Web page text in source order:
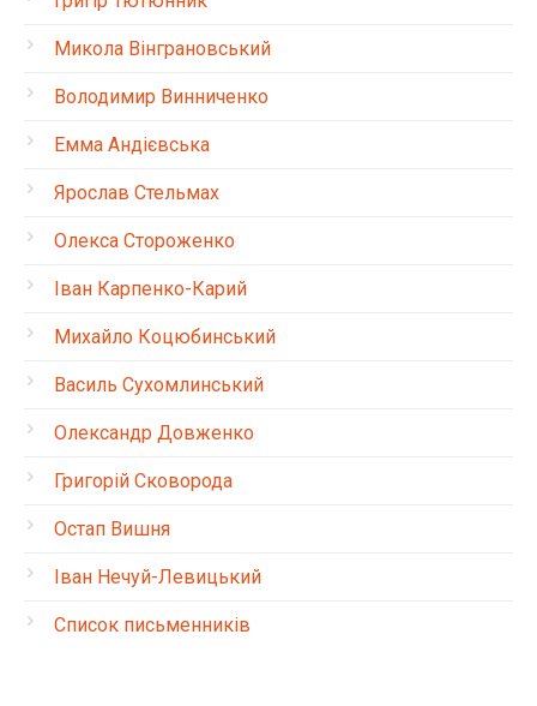
Микола Вінграновський
Володимир Винниченко
Емма Андієвська
Ярослав Стельмах
Олекса Стороженко
Іван Карпенко-Карий
Михайло Коцюбинський
Василь Сухомлинський
Олександр Довженко
Григорій Сковорода
Остап Вишня
Іван Нечуй-Левицький
Список письменників